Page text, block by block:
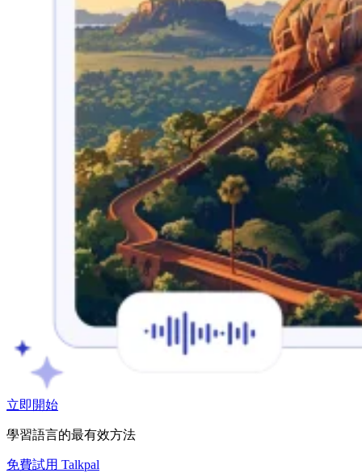
立即開始
學習語言的最有效方法
免費試用 Talkpal